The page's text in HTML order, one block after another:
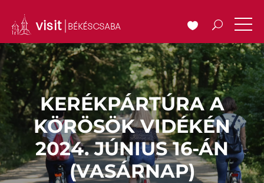
KERÉKPÁRTÚRA A
KÖRÖSÖK VIDÉKÉN
2024. JÚNIUS 16-ÁN
(VASÁRNAP)